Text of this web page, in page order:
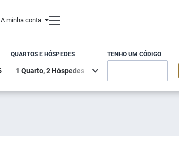
A minha conta
QUARTOS E HÓSPEDES TENHO UM CÓDIGO